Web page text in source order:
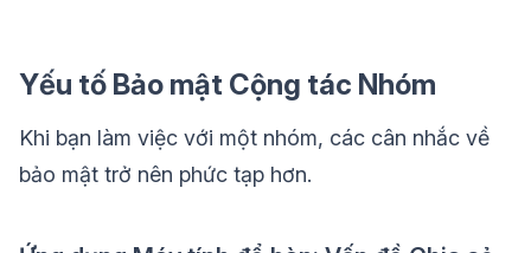
Yếu tố Bảo mật Cộng tác Nhóm
Khi bạn làm việc với một nhóm, các cân nhắc về
bảo mật trở nên phức tạp hơn.